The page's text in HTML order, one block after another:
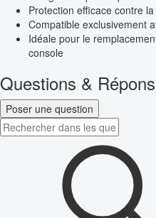
Protection efficace contre
Compatible exclusivement
Idéale pour le
console
Questions &
Poser une question